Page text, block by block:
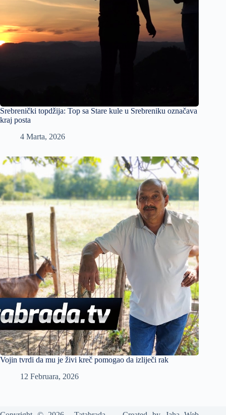
Srebrenički topdžija: Top sa Stare kule u Srebreniku označava
kraj posta
4 Marta, 2026
Vojin tvrdi da mu je živi kreč pomogao da izliječi rak
12 Februara, 2026